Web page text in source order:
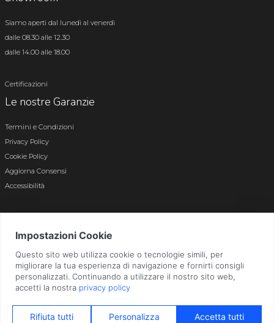
Siamo aperti dal lunedì al venerdì
dalle 08.30 alle 12.30
dalle 14.00 alle 18.00
Certificazioni
Le nostre Garanzie
Termini e Condizioni
Privacy Policy
Cookie Policy
Aggiorna Consensi
Accessibilità
Bergamo n. 01496180165 · Capitale Sociale i.v. € 800.000,00